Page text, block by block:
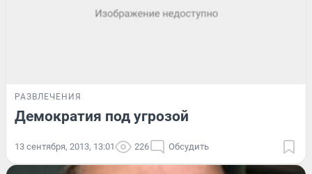
РАЗВЛЕЧЕНИЯ
Демократия под угрозой
13 сентября, 2013, 13:01 226 Обсудить